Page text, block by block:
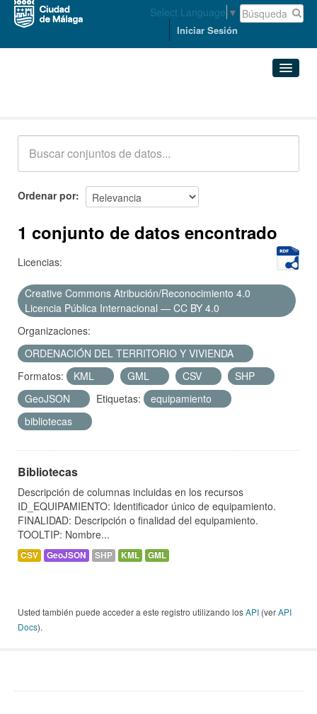
Select Language ▼
Iniciar Sesión
Acerca de
Ordenar por
1 conjunto de datos encontrado
Licencias:
Creative Commons Atribución/Reconocimiento 4.0
Licencia Pública Internacional — CC BY 4.0
Organizaciones:
ORDENACIÓN DEL TERRITORIO Y VIVIENDA
Formatos:
KML GML CSV
SHP
GeoJSON
Etiquetas:
equipamiento
bibliotecas
Bibliotecas
Descripción de columnas incluidas en los recursos
ID_EQUIPAMIENTO: Identificador único de equipamiento.
FINALIDAD: Descripción o finalidad del equipamiento.
TOOLTIP: Nombre...
CSV GeoJSON SHP KML GML
Usted también puede acceder a este registro utilizando losAPI (verAPI
Docs).